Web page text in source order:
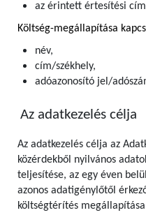
az érintett értesítési
Költség-megállapítása
név,
cím/székhely,
adóazonosító jel/
Az adatkezelés célja
Az adatkezelés célja az
közérdekből nyilvános
teljesítése, az egy éven
azonos adatigénylőtől
költségtérítés